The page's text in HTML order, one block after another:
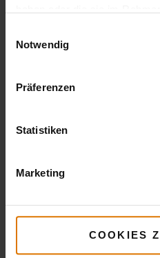
Notwendig
Präferenzen
Statistiken
Marketing
COOKIES
Ziegenkäsegnocchi